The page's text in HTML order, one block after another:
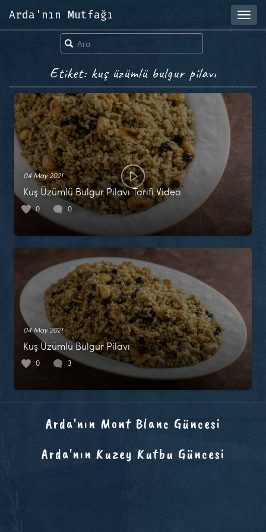
Arda'nın Mutfağı
Etiket: kuş üzümlü bulgur pilavı
04 May 2021
Kuş Üzümlü Bulgur Pilavı Tarifi Video
0 0
04 May 2021
Kuş Üzümlü Bulgur Pilavı
0 3
Arda'nın Mont Blanc Güncesi
Arda'nın Kuzey Kutbu Güncesi